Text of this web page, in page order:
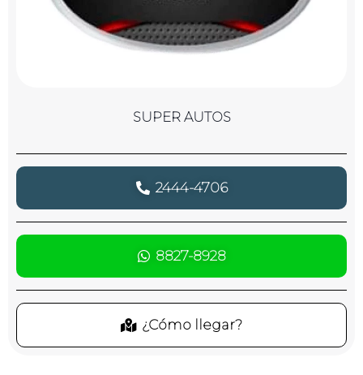
SUPER AUTOS
2444-4706
8827-8928
¿Cómo llegar?